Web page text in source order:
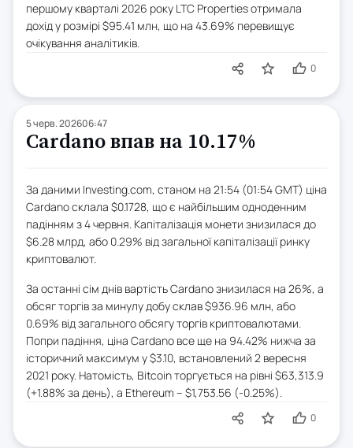
першому кварталі 2026 року LTC Properties отримала
дохід у розмірі $95.41 млн, що на 43.69% перевищує
очікування аналітиків.
0
5 черв. 202606:47
Cardano впав на 10.17%
За даними Investing.com, станом на 21:54 (01:54 GMT) ціна
Cardano склала $0.1728, що є найбільшим одноденним
падінням з 4 червня. Капіталізація монети знизилася до
$6.28 млрд, або 0.29% від загальної капіталізації ринку
криптовалют.
За останні сім днів вартість Cardano знизилася на 26%, а
обсяг торгів за минулу добу склав $936.96 млн, або
0.69% від загального обсягу торгів криптовалютами.
Попри падіння, ціна Cardano все ще на 94.42% нижча за
історичний максимум у $3.10, встановлений 2 вересня
2021 року. Натомість, Bitcoin торгується на рівні $63,313.9
(+1.88% за день), а Ethereum – $1,753.56 (-0.25%).
0